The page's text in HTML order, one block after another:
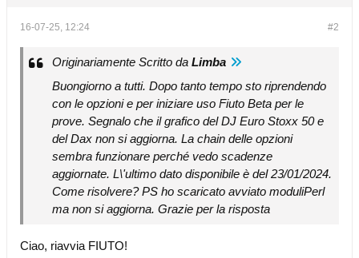
#2
16-07-25, 12:24
Originariamente Scritto da Limba
Buongiorno a tutti. Dopo tanto tempo sto riprendendo
con le opzioni e per iniziare uso Fiuto Beta per le
prove. Segnalo che il grafico del DJ Euro Stoxx 50 e
del Dax non si aggiorna. La chain delle opzioni
sembra funzionare perché vedo scadenze
aggiornate. L\'ultimo dato disponibile è del 23/01/2024.
Come risolvere? PS ho scaricato avviato moduliPerl
ma non si aggiorna. Grazie per la risposta
Ciao, riavvia FIUTO!